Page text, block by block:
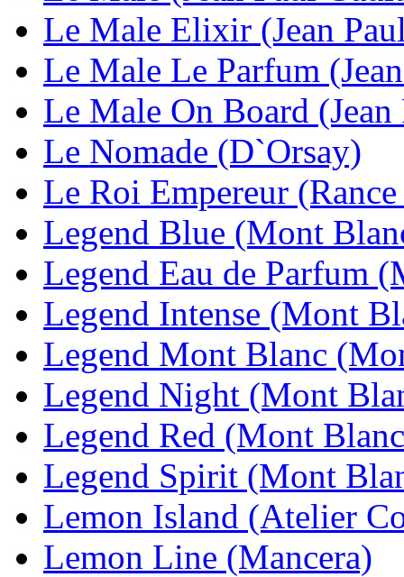
Le Male Elixir (Jean
Le Male Le Parfum
Le Male On Board
Le Nomade (D`Orsay)
Le Roi Empereur
Legend Blue (Mont
Legend Eau de Parfum
Legend Intense (Mont
Legend Mont Blanc
Legend Night (Mont
Legend Red (Mont
Legend Spirit (Mont
Lemon Island (Atelier
Lemon Line (Mancera)